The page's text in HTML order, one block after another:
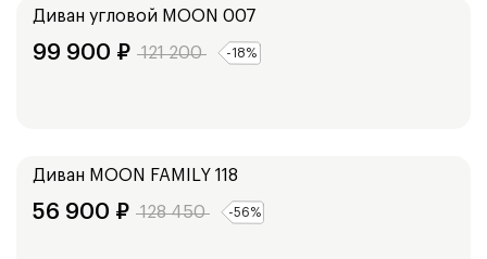
Диван угловой MOON 007
99 900 ₽ 121 200 -18%
Диван MOON FAMILY 118
56 900 ₽ 128 450 -56%